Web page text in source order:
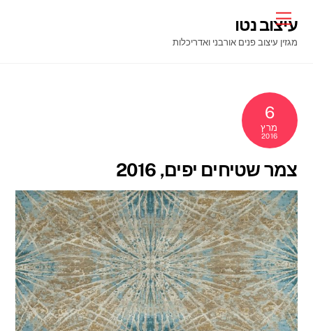
content
Menu
עיצוב נטו
מגזין עיצוב פנים אורבני ואדריכלות
6
מרץ
2016
צמר שטיחים יפים, 2016